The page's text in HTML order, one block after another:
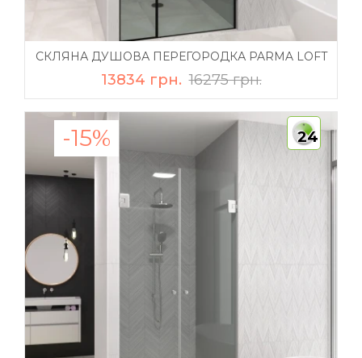
СКЛЯНА ДУШОВА ПЕРЕГОРОДКА PARMA LOFT
13834 грн. 16275 грн.
-15% 24